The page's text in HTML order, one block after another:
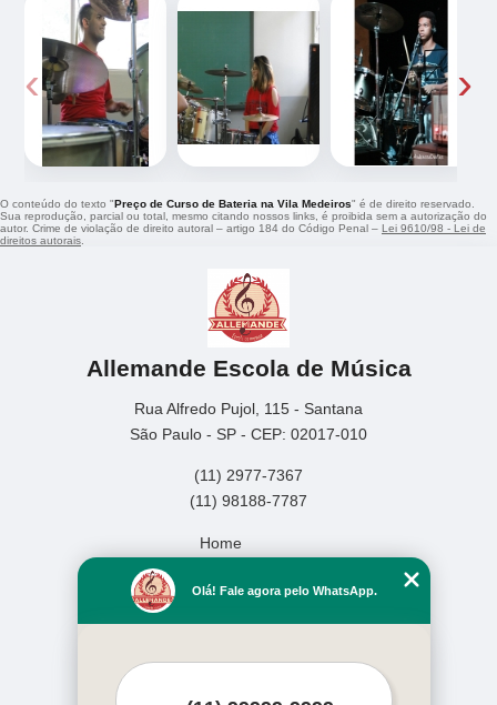
‹ ›
O conteúdo do texto "Preço de Curso de Bateria na Vila Medeiros" é de direito reservado.
Sua reprodução, parcial ou total, mesmo citando nossos links, é proibida sem a autorização do
autor. Crime de violação de direito autoral – artigo 184 do Código Penal – Lei 9610/98 - Lei de
direitos autorais
Allemande Escola de Música
Rua Alfredo Pujol, 115 - Santana
São Paulo - SP - CEP: 02017-010
(11) 2977-7367
(11) 98188-7787
Home
Missão
Serviços
Mais Serviços
Olá! Fale agora pelo WhatsApp.